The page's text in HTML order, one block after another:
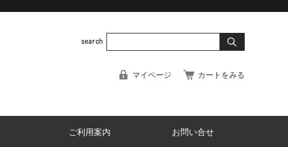
マイページ カートをみる
ご利用案内 お問い合せ